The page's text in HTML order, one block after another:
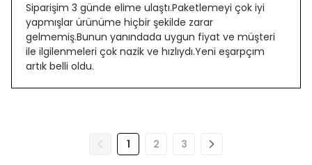
Siparişim 3 günde elime ulaştı.Paketlemeyi çok iyi
yapmışlar ürünüme hiçbir şekilde zarar
gelmemiş.Bunun yanındada uygun fiyat ve müşteri
ile ilgilenmeleri çok nazik ve hızlıydı.Yeni eşarpçım
artık belli oldu.
1 2 3